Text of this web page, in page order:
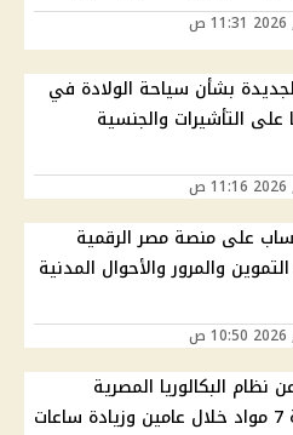
بشأن سياحة الولادة في
على التأشيرات والجنسية
على منصة مصر الرقمية
التموين والمرور والأحوال المدنية
نظام البكالوريا المصرية
ويعتمد دراسة 7 مواد خلال عامين وزيادة ساعات